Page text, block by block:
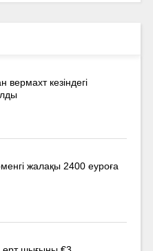
вермахт кезіндегі
жалақы 2400 еуроға